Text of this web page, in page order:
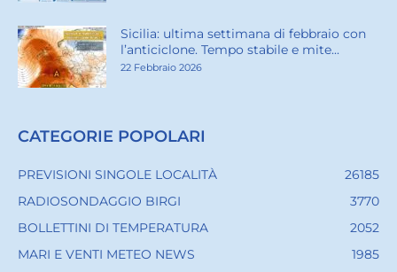
Sicilia: ultima settimana di febbraio con
l’anticiclone. Tempo stabile e mite...
22 Febbraio 2026
CATEGORIE POPOLARI
PREVISIONI SINGOLE LOCALITÀ
26185
RADIOSONDAGGIO BIRGI
3770
BOLLETTINI DI TEMPERATURA
2052
MARI E VENTI METEO NEWS
1985